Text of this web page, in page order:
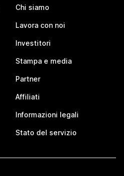
Chi siamo
Lavora con noi
Investitori
Stampa e media
Partner
Affiliati
Informazioni legali
Stato del servizio